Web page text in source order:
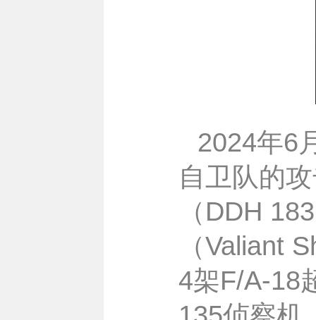
2024年6
自卫队的
（DDH
（Valiant
4架F/A-18